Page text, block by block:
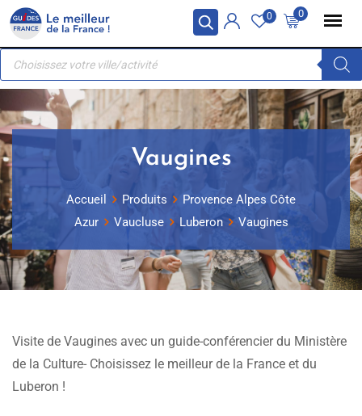
Panneau de gestion des cookies
Skip
content
0
0
Recherche
produits
Vaugines
Accueil Produits
Provence Alpes Côte
Azur
Vaucluse Luberon Vaugines
Visite de Vaugines avec un guide-conférencier du Ministère
de la Culture- Choisissez le meilleur de la France et du
Luberon !